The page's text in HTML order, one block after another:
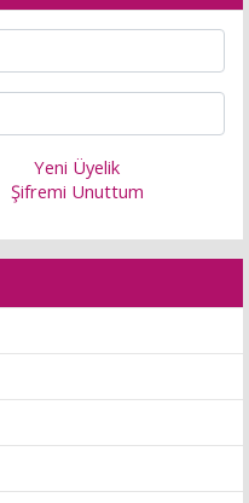
Yeni Üyelik
Şifremi Unuttum